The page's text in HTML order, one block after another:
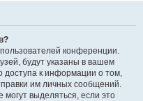
конференции.
будут указаны в вашем
доступа к информации о том,
им личных сообщений.
выделяться, если это